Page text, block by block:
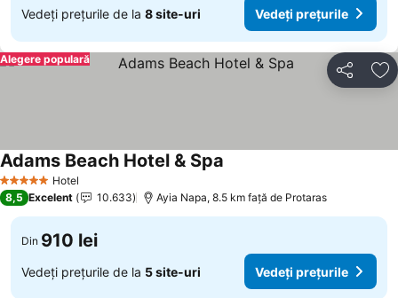
Vedeți prețurile de la 8 site-uri Vedeți prețurile
Distribuiți
Alegere populară
5 Stele Hotel
Adams Beach Hotel & Spa
8,5 Excelent 10.633 Ayia Napa, 8.5 km faţă de Protaras
Din 910 lei
Vedeți prețurile de la 5 site-uri Vedeți prețurile